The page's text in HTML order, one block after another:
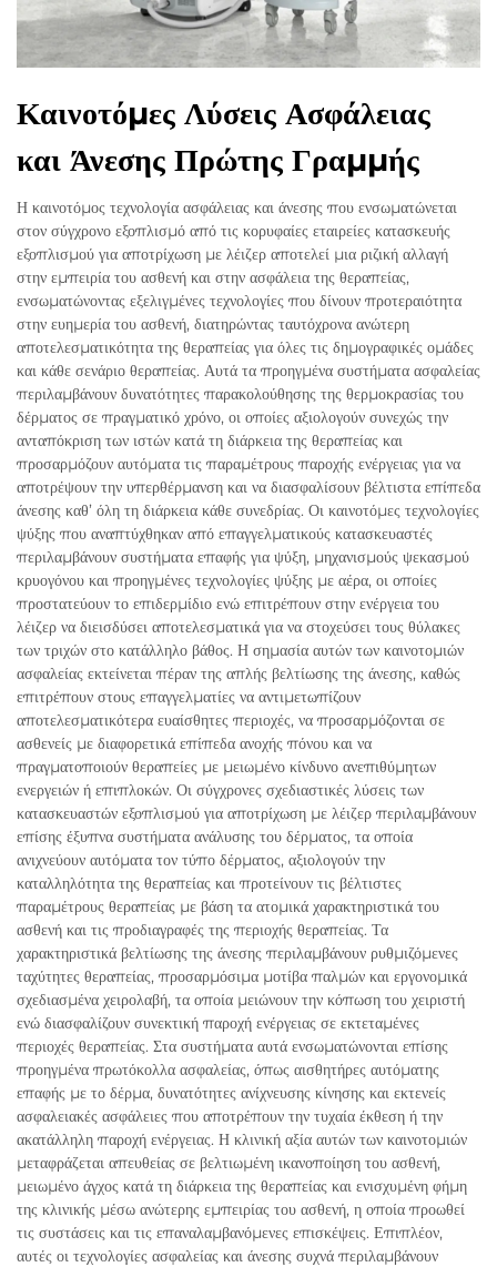
Καινοτόμες Λύσεις Ασφάλειας
και Άνεσης Πρώτης Γραμμής
Η καινοτόμος τεχνολογία ασφάλειας και άνεσης που ενσωματώνεται
στον σύγχρονο εξοπλισμό από τις κορυφαίες εταιρείες κατασκευής
εξοπλισμού για αποτρίχωση με λέιζερ αποτελεί μια ριζική αλλαγή
στην εμπειρία του ασθενή και στην ασφάλεια της θεραπείας,
ενσωματώνοντας εξελιγμένες τεχνολογίες που δίνουν προτεραιότητα
στην ευημερία του ασθενή, διατηρώντας ταυτόχρονα ανώτερη
αποτελεσματικότητα της θεραπείας για όλες τις δημογραφικές ομάδες
και κάθε σενάριο θεραπείας. Αυτά τα προηγμένα συστήματα ασφαλείας
περιλαμβάνουν δυνατότητες παρακολούθησης της θερμοκρασίας του
δέρματος σε πραγματικό χρόνο, οι οποίες αξιολογούν συνεχώς την
ανταπόκριση των ιστών κατά τη διάρκεια της θεραπείας και
προσαρμόζουν αυτόματα τις παραμέτρους παροχής ενέργειας για να
αποτρέψουν την υπερθέρμανση και να διασφαλίσουν βέλτιστα επίπεδα
άνεσης καθ’ όλη τη διάρκεια κάθε συνεδρίας. Οι καινοτόμες τεχνολογίες
ψύξης που αναπτύχθηκαν από επαγγελματικούς κατασκευαστές
περιλαμβάνουν συστήματα επαφής για ψύξη, μηχανισμούς ψεκασμού
κρυογόνου και προηγμένες τεχνολογίες ψύξης με αέρα, οι οποίες
προστατεύουν το επιδερμίδιο ενώ επιτρέπουν στην ενέργεια του
λέιζερ να διεισδύσει αποτελεσματικά για να στοχεύσει τους θύλακες
των τριχών στο κατάλληλο βάθος. Η σημασία αυτών των καινοτομιών
ασφαλείας εκτείνεται πέραν της απλής βελτίωσης της άνεσης, καθώς
επιτρέπουν στους επαγγελματίες να αντιμετωπίζουν
αποτελεσματικότερα ευαίσθητες περιοχές, να προσαρμόζονται σε
ασθενείς με διαφορετικά επίπεδα ανοχής πόνου και να
πραγματοποιούν θεραπείες με μειωμένο κίνδυνο ανεπιθύμητων
ενεργειών ή επιπλοκών. Οι σύγχρονες σχεδιαστικές λύσεις των
κατασκευαστών εξοπλισμού για αποτρίχωση με λέιζερ περιλαμβάνουν
επίσης έξυπνα συστήματα ανάλυσης του δέρματος, τα οποία
ανιχνεύουν αυτόματα τον τύπο δέρματος, αξιολογούν την
καταλληλότητα της θεραπείας και προτείνουν τις βέλτιστες
παραμέτρους θεραπείας με βάση τα ατομικά χαρακτηριστικά του
ασθενή και τις προδιαγραφές της περιοχής θεραπείας. Τα
χαρακτηριστικά βελτίωσης της άνεσης περιλαμβάνουν ρυθμιζόμενες
ταχύτητες θεραπείας, προσαρμόσιμα μοτίβα παλμών και εργονομικά
σχεδιασμένα χειρολαβή, τα οποία μειώνουν την κόπωση του χειριστή
ενώ διασφαλίζουν συνεκτική παροχή ενέργειας σε εκτεταμένες
περιοχές θεραπείας. Στα συστήματα αυτά ενσωματώνονται επίσης
προηγμένα πρωτόκολλα ασφαλείας, όπως αισθητήρες αυτόματης
επαφής με το δέρμα, δυνατότητες ανίχνευσης κίνησης και εκτενείς
ασφαλειακές ασφάλειες που αποτρέπουν την τυχαία έκθεση ή την
ακατάλληλη παροχή ενέργειας. Η κλινική αξία αυτών των καινοτομιών
μεταφράζεται απευθείας σε βελτιωμένη ικανοποίηση του ασθενή,
μειωμένο άγχος κατά τη διάρκεια της θεραπείας και ενισχυμένη φήμη
της κλινικής μέσω ανώτερης εμπειρίας του ασθενή, η οποία προωθεί
τις συστάσεις και τις επαναλαμβανόμενες επισκέψεις. Επιπλέον,
αυτές οι τεχνολογίες ασφαλείας και άνεσης συχνά περιλαμβάνουν